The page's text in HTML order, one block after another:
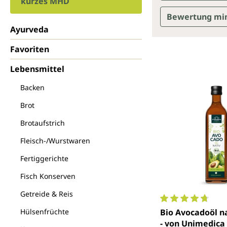
Ayurveda
Favoriten
Lebensmittel
Backen
Brot
Brotaufstrich
Fleisch-/Wurstwaren
Fertiggerichte
Fisch Konserven
Getreide & Reis
Hülsenfrüchte
Bewertung
Bio Avocadoöl
- von Unimedica